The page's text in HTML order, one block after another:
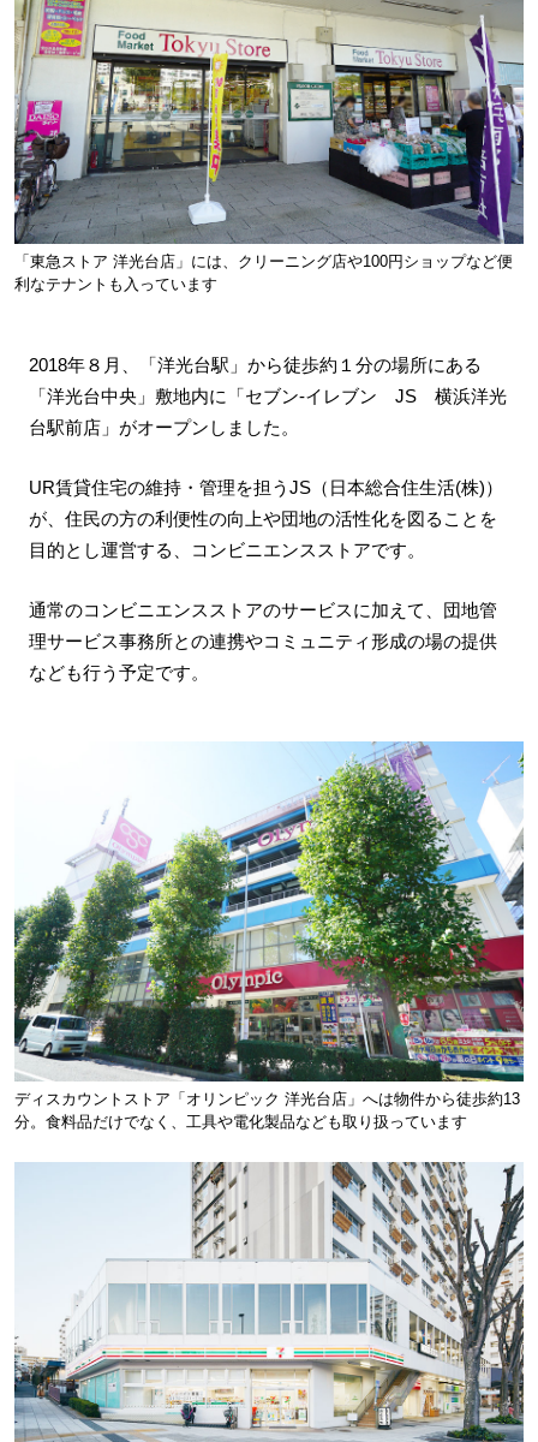
「東急ストア 洋光台店」には、クリーニング店や100円ショップなど便
利なテナントも入っています
2018年８月、「洋光台駅」から徒歩約１分の場所にある
「洋光台中央」敷地内に「セブン-イレブン JS 横浜洋光
台駅前店」がオープンしました。
UR賃貸住宅の維持・管理を担うJS（日本総合住生活(株)）
が、住民の方の利便性の向上や団地の活性化を図ることを
目的とし運営する、コンビニエンスストアです。
通常のコンビニエンスストアのサービスに加えて、団地管
理サービス事務所との連携やコミュニティ形成の場の提供
なども行う予定です。
ディスカウントストア「オリンピック 洋光台店」へは物件から徒歩約13
分。食料品だけでなく、工具や電化製品なども取り扱っています